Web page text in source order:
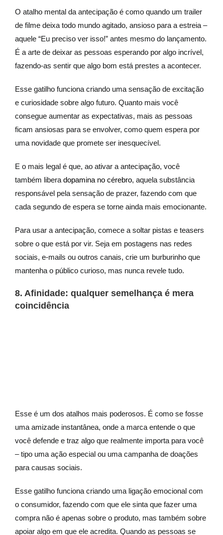
O atalho mental da antecipação é como quando um trailer
de filme deixa todo mundo agitado, ansioso para a estreia –
aquele “Eu preciso ver isso!” antes mesmo do lançamento.
É a arte de deixar as pessoas esperando por algo incrível,
fazendo-as sentir que algo bom está prestes a acontecer.
Esse gatilho funciona criando uma sensação de excitação
e curiosidade sobre algo futuro. Quanto mais você
consegue aumentar as expectativas, mais as pessoas
ficam ansiosas para se envolver, como quem espera por
uma novidade que promete ser inesquecível.
E o mais legal é que, ao ativar a antecipação, você
também liberadopamina no cérebro, aquela substância
responsável pela sensação de prazer, fazendo com que
cada segundo de espera se torne ainda mais emocionante.
Para usar a antecipação, comece a soltar pistas e teasers
sobre o que está por vir. Seja em postagens nas redes
sociais, e-mails ou outros canais, crie um burburinho que
mantenha o público curioso, mas nunca revele tudo.
8. Afinidade: qualquer semelhança é mera
coincidência
Esse é um dos atalhos mais poderosos. É como se fosse
uma amizade instantânea, onde a marca entende o que
você defende e traz algo que realmente importa para você
– tipo uma ação especial ou uma campanha de doações
para causas sociais.
Esse gatilho funciona criando uma ligação emocional com
o consumidor, fazendo com que ele sinta que fazer uma
compra não é apenas sobre o produto, mas também sobre
apoiar algo em que ele acredita. Quando as pessoas se